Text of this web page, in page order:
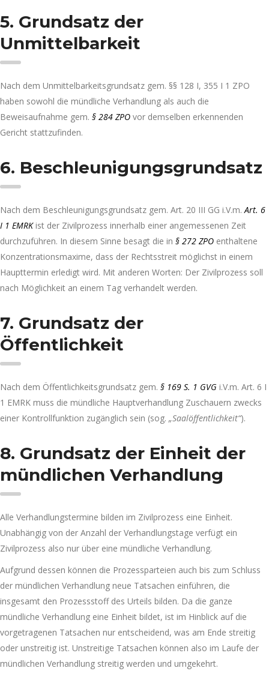
5. Grundsatz der
Unmittelbarkeit
Nach dem Unmittelbarkeitsgrundsatz gem. §§ 128 I, 355 I 1 ZPO
haben sowohl die mündliche Verhandlung als auch die
Beweisaufnahme gem. § 284 ZPO vor demselben erkennenden
Gericht stattzufinden.
6. Beschleunigungsgrundsatz
Nach dem Beschleunigungsgrundsatz gem. Art. 20 III GG i.V.m.Art. 6
I 1 EMRKist der Zivilprozess innerhalb einer angemessenen Zeit
durchzuführen. In diesem Sinne besagt die in § 272 ZPO enthaltene
Konzentrationsmaxime, dass der Rechtsstreit möglichst in einem
Haupttermin erledigt wird. Mit anderen Worten: Der Zivilprozess soll
nach Möglichkeit an einem Tag verhandelt werden.
7. Grundsatz der
Öffentlichkeit
Nach dem Öffentlichkeitsgrundsatz gem. § 169 S. 1 GVG i.V.m. Art. 6 I
1 EMRK muss die mündliche Hauptverhandlung Zuschauern zwecks
einer Kontrollfunktion zugänglich sein (sog. „Saalöffentlichkeit“).
8. Grundsatz der Einheit der
mündlichen Verhandlung
Alle Verhandlungstermine bilden im Zivilprozess eine Einheit.
Unabhängig von der Anzahl der Verhandlungstage verfügt ein
Zivilprozess also nur über eine mündliche Verhandlung.
Aufgrund dessen können die Prozessparteien auch bis zum Schluss
der mündlichen Verhandlung neue Tatsachen einführen, die
insgesamt den Prozessstoff des Urteils bilden. Da die ganze
mündliche Verhandlung eine Einheit bildet, ist im Hinblick auf die
vorgetragenen Tatsachen nur entscheidend, was am Ende streitig
oder unstreitig ist. Unstreitige Tatsachen können also im Laufe der
mündlichen Verhandlung streitig werden und umgekehrt.